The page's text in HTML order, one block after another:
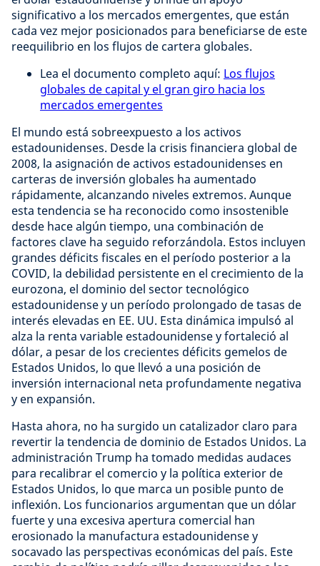
significativo a los mercados emergentes, que están
cada vez mejor posicionados para beneficiarse de este
reequilibrio en los flujos de cartera globales.
Lea el documento completo aquí: Los flujos
globales de capital y el gran giro hacia los
mercados emergentes
El mundo está sobreexpuesto a los activos
estadounidenses. Desde la crisis financiera global de
2008, la asignación de activos estadounidenses en
carteras de inversión globales ha aumentado
rápidamente, alcanzando niveles extremos. Aunque
esta tendencia se ha reconocido como insostenible
desde hace algún tiempo, una combinación de
factores clave ha seguido reforzándola. Estos incluyen
grandes déficits fiscales en el período posterior a la
COVID, la debilidad persistente en el crecimiento de la
eurozona, el dominio del sector tecnológico
estadounidense y un período prolongado de tasas de
interés elevadas en EE. UU. Esta dinámica impulsó al
alza la renta variable estadounidense y fortaleció al
dólar, a pesar de los crecientes déficits gemelos de
Estados Unidos, lo que llevó a una posición de
inversión internacional neta profundamente negativa
y en expansión.
Hasta ahora, no ha surgido un catalizador claro para
revertir la tendencia de dominio de Estados Unidos. La
administración Trump ha tomado medidas audaces
para recalibrar el comercio y la política exterior de
Estados Unidos, lo que marca un posible punto de
inflexión. Los funcionarios argumentan que un dólar
fuerte y una excesiva apertura comercial han
erosionado la manufactura estadounidense y
socavado las perspectivas económicas del país. Este